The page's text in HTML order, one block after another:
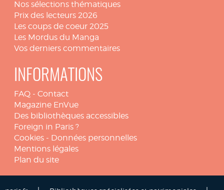
Nos sélections thématiques
Prix des lecteurs 2026
Les coups de coeur 2025
Les Mordus du Manga
Vos derniers commentaires
INFORMATIONS
FAQ - Contact
Magazine EnVue
Des bibliothèques accessibles
Foreign in Paris ?
Cookies - Données personnelles
Mentions légales
Plan du site